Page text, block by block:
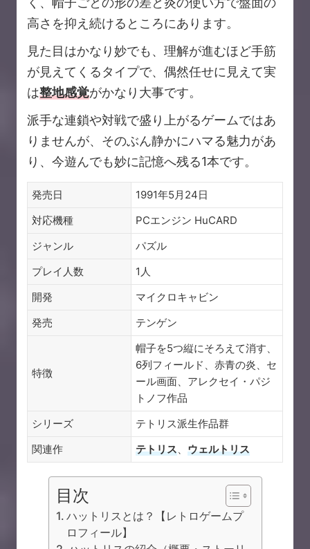
高さを抑え続けるところにあります。
見た目はかなり妙でも、理解が進むほど手筋
が見えてくるタイプで、偶然任せに見えて実
は整地感覚がかなり大事です。
派手な連鎖や対戦で盛り上がるゲームではあ
りませんが、そのぶん静かにハマる魅力があ
り、今遊んでも妙に記憶へ残る1本です。
発売日
1991年5月24日
対応機種
PCエンジン HuCARD
ジャンル
パズル
プレイ人数
1人
開発
マイクロキャビン
発売
テンゲン
特徴
帽子を5つ縦にそろえて消す、
6列フィールド、赤青の炎、セ
ール画面、アレクセイ・パジ
トノフ作品
シリーズ
テトリス派生作品群
関連作
テトリス、 ウェルトリス
目次
ハットリスとは？【レトロゲームプ
ロフィール】